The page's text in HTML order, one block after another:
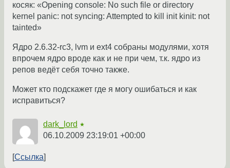
косяк: «Opening console: No such file or directory
kernel panic: not syncing: Attempted to kill init kinit: not
tainted»
Ядро 2.6.32-rc3, lvm и ext4 собраны модулями, хотя
впрочем ядро вроде как и не при чем, т.к. ядро из
репов ведёт себя точно также.
Может кто подскажет где я могу ошибаться и как
исправиться?
dark_lord ★
06.10.2009 23:19:01 +00:00
Ссылка